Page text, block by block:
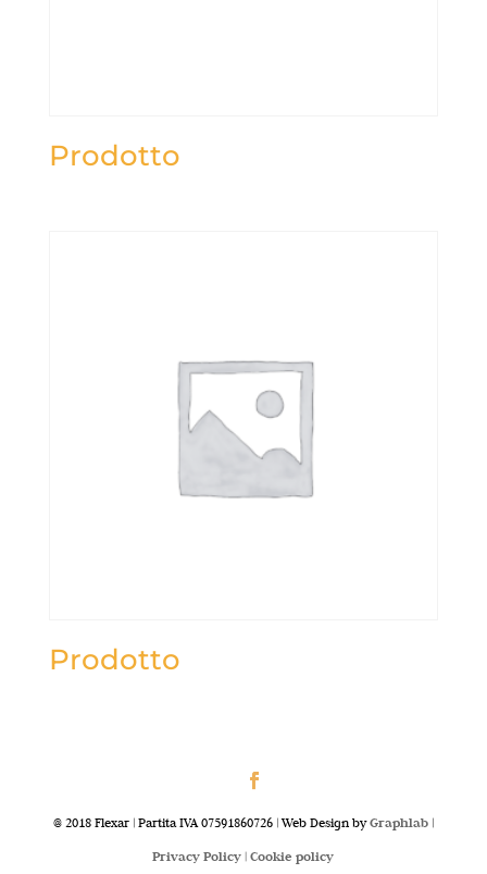
Prodotto
Prodotto
@ 2018 Flexar | Partita IVA 07591860726 | Web Design byGraphlab|
Privacy Policy |Cookie policy